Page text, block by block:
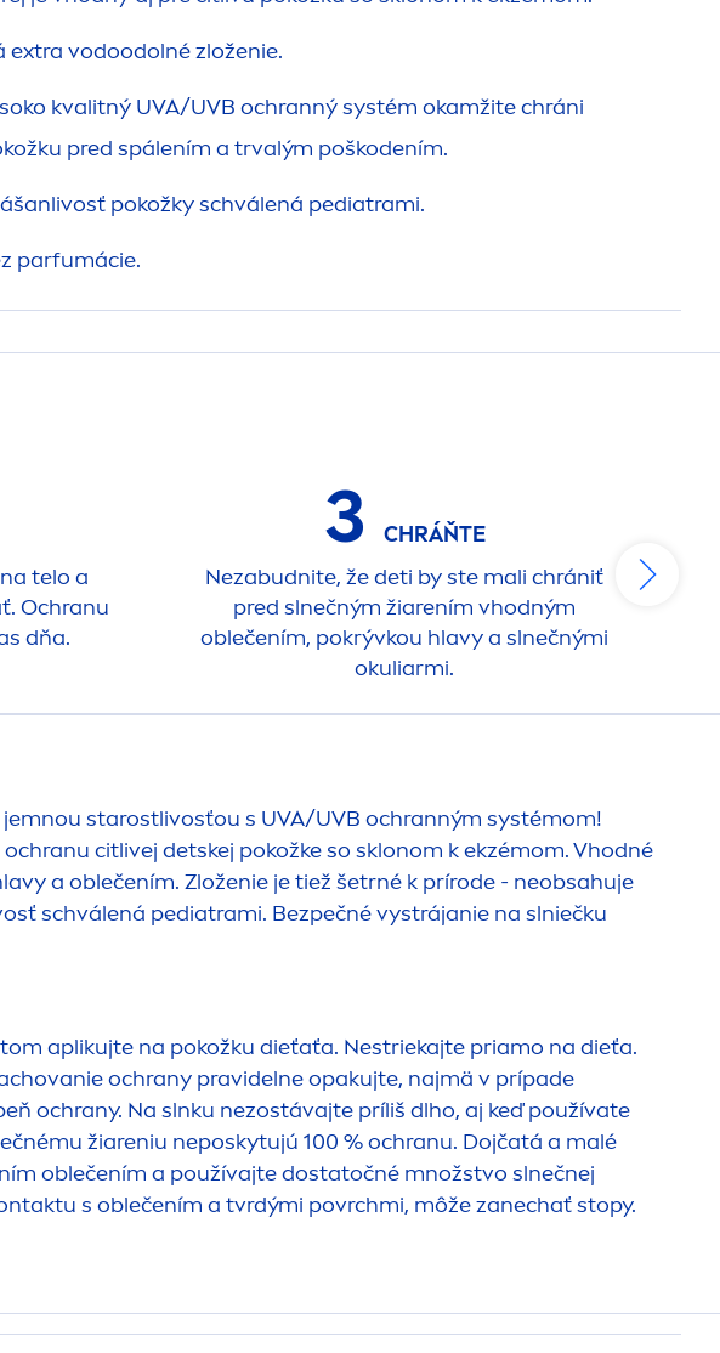
extra vodoodolné zloženie.
kvalitný UVA/UVB ochranný systém okamžite chráni
pred spálením a trvalým poškodením.
pokožky schválená pediatrami.
parfumácie.
telo a
Ochranu
dňa.
3
CHRÁŇTE
Nezabudnite, že deti by ste mali chrániť
pred slnečným žiarením vhodným
oblečením, pokrývkou hlavy a slnečnými
okuliarmi.
starostlivosťou s UVA/UVB ochranným systémom!
citlivej detskej pokožke so sklonom k ekzémom. Vhodné
a oblečením. Zloženie je tiež šetrné k prírode - neobsahuje
schválená pediatrami. Bezpečné vystrájanie na slniečku
aplikujte na pokožku dieťaťa. Nestriekajte priamo na dieťa.
ochrany pravidelne opakujte, najmä v prípade
ochrany. Na slnku nezostávajte príliš dlho, aj keď používate
žiareniu neposkytujú 100 % ochranu. Dojčatá a malé
oblečením a používajte dostatočné množstvo slnečnej
s oblečením a tvrdými povrchmi, môže zanechať stopy.